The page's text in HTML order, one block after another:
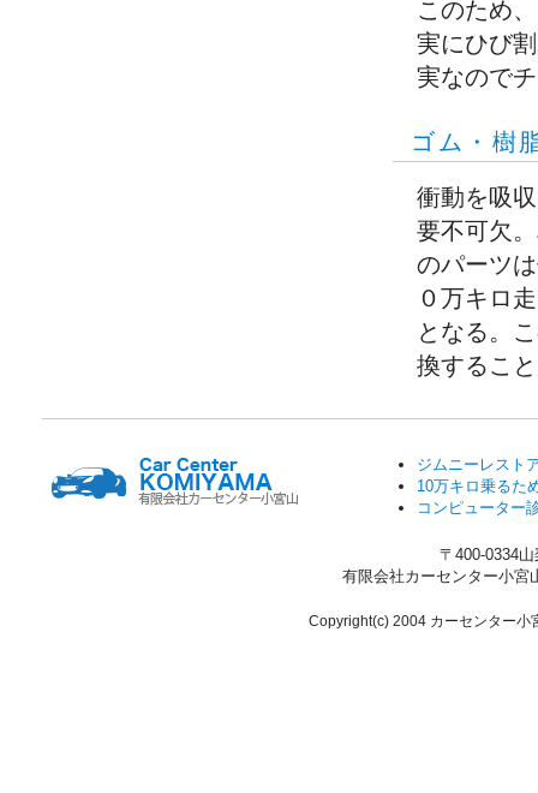
このため
実にひび
実なので
ゴム・樹
衝動を吸
要不可欠
のパーツ
０万キロ
となる。
換するこ
ジムニーレスト
10万キロ乗るた
コンピューター
〒400-0334
有限会社カーセンター小宮
Copyright(c) 2004 カーセンター